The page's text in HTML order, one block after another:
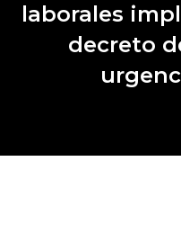
laborales
decreto